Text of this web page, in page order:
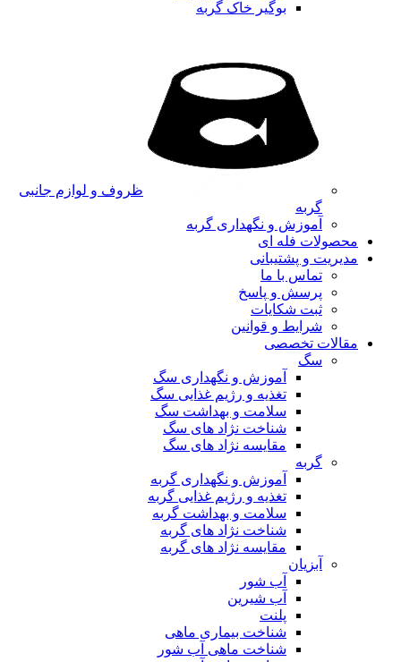
بوگیر خاک گربه
ظروف و لوازم جانبی
گربه
آموزش و نگهداری گربه
محصولات فله ای
مدیریت و پشتیبانی
تماس با ما
پرسش و پاسخ
ثبت شکایات
شرایط و قوانین
مقالات تخصصی
سگ
آموزش و نگهداری سگ
تغذیه و رژیم غذایی سگ
سلامت و بهداشت سگ
شناخت نژاد های سگ
مقایسه نژاد های سگ
گربه
آموزش و نگهداری گربه
تغذیه و رژیم غذایی گربه
سلامت و بهداشت گربه
شناخت نژاد های گربه
مقایسه نژاد های گربه
آبزیان
آب شور
آب شیرین
پلنت
شناخت بیماری ماهی
شناخت ماهی آب شور